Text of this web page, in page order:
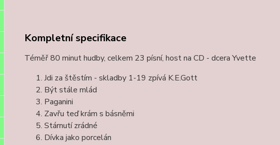
Kompletní specifikace
Téměř 80 minut hudby, celkem 23 písní, host na CD - dcera Yvette
Jdi za štěstím - skladby 1-19 zpívá K.E.Gott
Být stále mlád
Paganini
Zavřu teď krám s básněmi
Stárnutí zrádné
Dívka jako porcelán